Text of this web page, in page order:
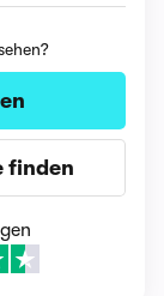
finden